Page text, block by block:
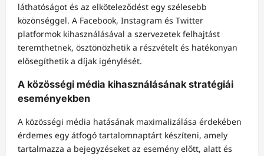
láthatóságot és az elköteleződést egy szélesebb
közönséggel. A Facebook, Instagram és Twitter
platformok kihasználásával a szervezetek felhajtást
teremthetnek, ösztönözhetik a részvételt és hatékonyan
elősegíthetik a díjak igénylését.
A közösségi média kihasználásának stratégiái
eseményekben
A közösségi média hatásának maximalizálása érdekében
érdemes egy átfogó tartalomnaptárt készíteni, amely
tartalmazza a bejegyzéseket az esemény előtt, alatt és